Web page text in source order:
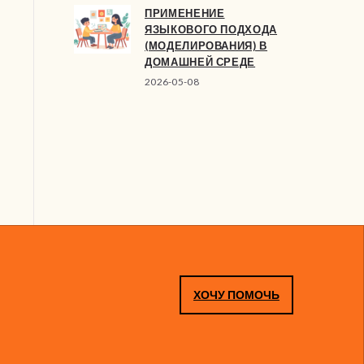
ПРИМЕНЕНИЕ
ЯЗЫКОВОГО ПОДХОДА
(МОДЕЛИРОВАНИЯ) В
ДОМАШНЕЙ СРЕДЕ
2026-05-08
ХОЧУ ПОМОЧЬ